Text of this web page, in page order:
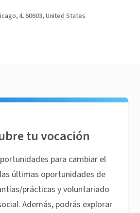
IL 60603, United States
tu vocación
para cambiar el
últimas oportunidades de
prácticas y voluntariado
Además, podrás explorar